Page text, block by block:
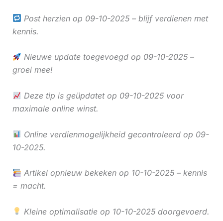
Post herzien op 09-10-2025 – blijf verdienen met
kennis.
Nieuwe update toegevoegd op 09-10-2025 –
groei mee!
Deze tip is geüpdatet op 09-10-2025 voor
maximale online winst.
Online verdienmogelijkheid gecontroleerd op 09-
10-2025.
Artikel opnieuw bekeken op 10-10-2025 – kennis
= macht.
Kleine optimalisatie op 10-10-2025 doorgevoerd.